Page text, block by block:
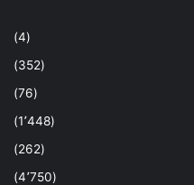
(4)
(352)
(76)
(1٬448)
(262)
(4٬750)